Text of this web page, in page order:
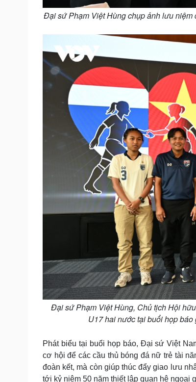
Đại sứ Phạm Việt Hùng chụp ảnh lưu niệm
Đại sứ Phạm Việt Hùng, Chủ tịch Hội
U17 hai nước tại buổi họp
Phát biểu tại buổi họp báo, Đại sứ Việt
cơ hội để các cầu thủ bóng đá nữ trẻ tài
đoàn kết, mà còn giúp thúc đẩy giao lưu
tới kỷ niệm 50 năm thiết lập quan hệ ngoại